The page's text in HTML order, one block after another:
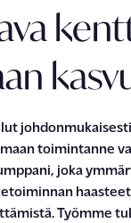
toimintanne
joka
Työmme